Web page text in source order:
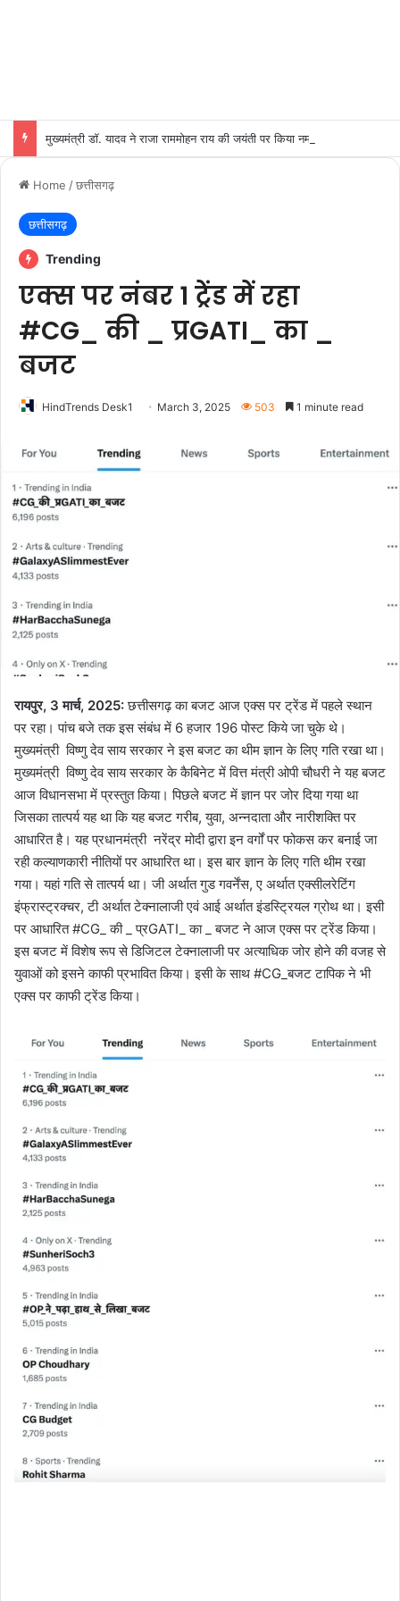
मुख्यमंत्री डॉ. यादव ने राजा राममोहन राय की जयंती पर किया नमन
Home /छत्तीसगढ़
छत्तीसगढ़
Trending
एक्स पर नंबर 1 ट्रेंड में रहा
#CG_ की _ प्रGATI_ का _
बजट
HindTrends Desk1 March 3, 2025 503 1 minute read
रायपुर, 3 मार्च, 2025:छत्तीसगढ़ का बजट आज एक्स पर ट्रेंड में पहले स्थान
पर रहा। पांच बजे तक इस संबंध में 6 हजार 196 पोस्ट किये जा चुके थे।
मुख्यमंत्री विष्णु देव साय सरकार ने इस बजट का थीम ज्ञान के लिए गति रखा था।
मुख्यमंत्री विष्णु देव साय सरकार के कैबिनेट में वित्त मंत्री ओपी चौधरी ने यह बजट
आज विधानसभा में प्रस्तुत किया। पिछले बजट में ज्ञान पर जोर दिया गया था
जिसका तात्पर्य यह था कि यह बजट गरीब, युवा, अन्नदाता और नारीशक्ति पर
आधारित है। यह प्रधानमंत्री नरेंद्र मोदी द्वारा इन वर्गों पर फोकस कर बनाई जा
रही कल्याणकारी नीतियों पर आधारित था। इस बार ज्ञान के लिए गति थीम रखा
गया। यहां गति से तात्पर्य था। जी अर्थात गुड गवर्नेंस, ए अर्थात एक्सीलरेटिंग
इंफ्रास्ट्रक्चर, टी अर्थात टेक्नालाजी एवं आई अर्थात इंडस्ट्रियल ग्रोथ था। इसी
पर आधारित #CG_ की _ प्रGATI_ का _ बजट ने आज एक्स पर ट्रेंड किया।
इस बजट में विशेष रूप से डिजिटल टेक्नालाजी पर अत्याधिक जोर होने की वजह से
युवाओं को इसने काफी प्रभावित किया। इसी के साथ #CG_बजट टापिक ने भी
एक्स पर काफी ट्रेंड किया।